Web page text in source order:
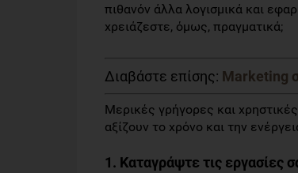
πιθανόν άλλα λογισμικά και
χρειάζεστε, όμως, πραγματικά;
Διαβάστε επίσης: Marketing
Μερικές γρήγορες και
αξίζουν το χρόνο και την
1. Καταγράψτε τις εργασίες